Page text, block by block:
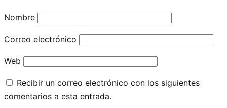
Nombre
Correo electrónico
Web
Recibir un correo electrónico con los siguientes
comentarios a esta entrada.